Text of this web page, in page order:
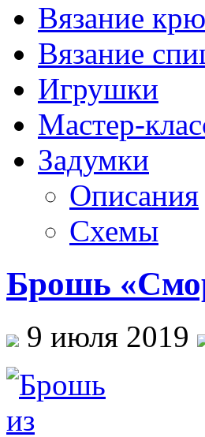
Вязание
Вязание
Игрушки
Мастер-
Задумки
Описания
Схемы
Брошь
9 июля 2019